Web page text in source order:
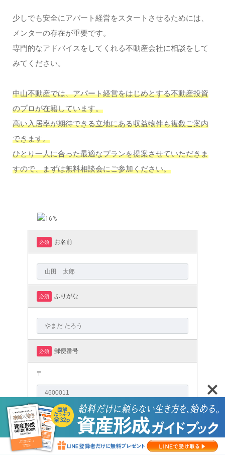
少しでも安全にアパート経営をスタートさせるためには、
メンターの存在が重要です。
専門的なアドバイスをしてくれる不動産会社に相談をして
みてください。
中山不動産では、アパート経営をはじめとする不動産投資
のプロが在籍しています。
高い入居率が期待できる立地にある収益物件も複数ご案内
できます。
ひとり一人に合った最適なプランを提案させていただきま
すので、まずは無料相談会にご参加ください。
必須 お名前
必須 ふりがな
必須 郵便番号
〒
必須 住所